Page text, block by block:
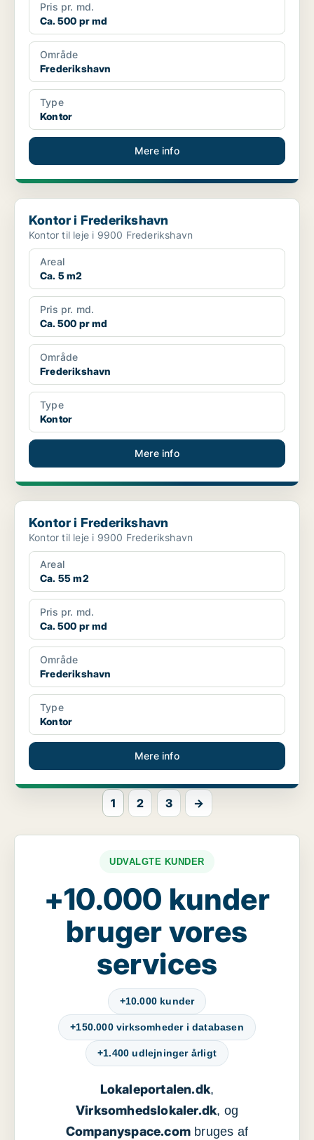
Pris pr. md.
Ca. 500 pr md
Område
Frederikshavn
Type
Kontor
Mere info
Kontor i Frederikshavn
Kontor i Frederikshavn
Kontor til leje i 9900 Frederikshavn
Areal
Ca. 5 m2
Pris pr. md.
Ca. 500 pr md
Område
Frederikshavn
Type
Kontor
Mere info
Kontor i Frederikshavn
Kontor i Frederikshavn
Kontor til leje i 9900 Frederikshavn
Areal
Ca. 55 m2
Pris pr. md.
Ca. 500 pr md
Område
Frederikshavn
Type
Kontor
Mere info
1 2 3 →
UDVALGTE KUNDER
+10.000 kunder
bruger vores
services
+10.000 kunder
+150.000 virksomheder i databasen
+1.400 udlejninger årligt
Lokaleportalen.dk,
Virksomhedslokaler.dk, og
Companyspace.com bruges af